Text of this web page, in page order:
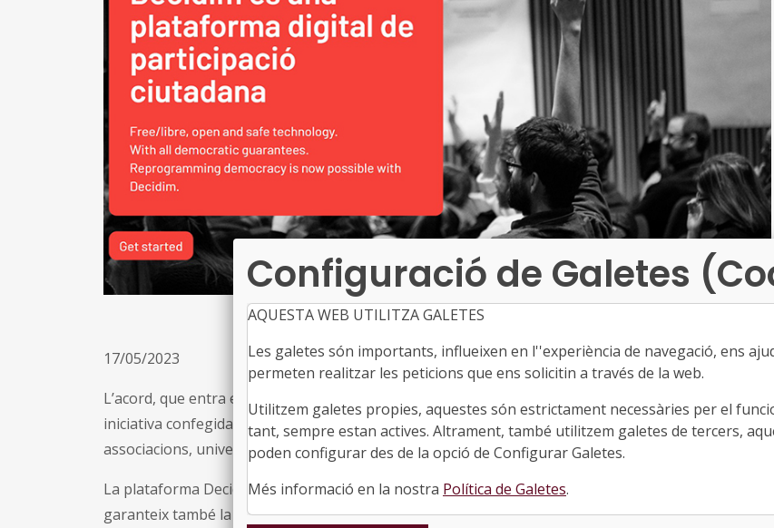
17/05/2023
L’acord, que entra en vigor el 23 de maig d’enguany, permetrà estendre i aprofundir en una
iniciativa confegida per afavorir la realització de processos democràtics, oberta a ajuntaments,
associacions, universitats, cooperatives, sindicats, ONG’s i tota mena de col·lectius.
La plataforma Decidim, dissenyada completament amb programari lliure, obert i col·laboratiu,
garanteix també la transparència, traçabilitat i integritat de la informació compartida tot
Configuració de Galetes
AQUESTA WEB UTILITZA GALETES
Les galetes són importants, influeixen en l''experiència de navegació, ens
permeten realitzar les peticions que ens solicitin a través de la web.
Utilitzem galetes propies, aquestes són estrictament necessàries per el
tant, sempre estan actives. Altrament, també utilitzem galetes de tercers,
poden configurar des de la opció de Configurar Galetes.
Més informació en la nostra Política de Galetes.